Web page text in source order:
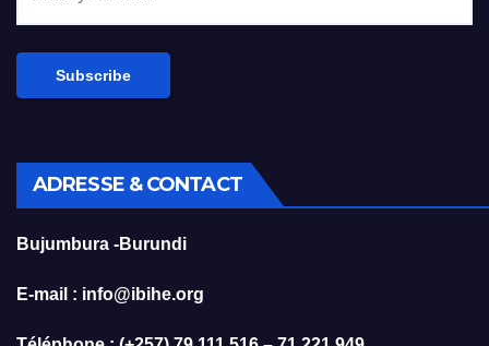
ADRESSE & CONTACT
Bujumbura -Burundi
E-mail : info@ibihe.org